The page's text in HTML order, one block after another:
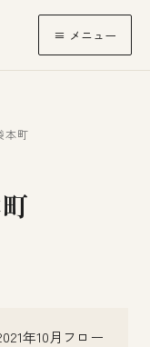
≡ メニュー
本町
年10月フロー